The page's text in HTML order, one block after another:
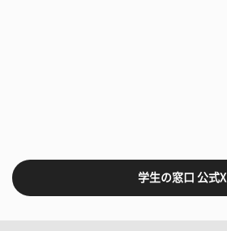
学生の窓口 公式X